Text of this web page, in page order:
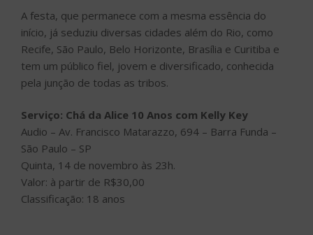
A festa, que permanece com a mesma essência do
início, já seduziu diversas cidades além do Rio, como
Recife, São Paulo, Belo Horizonte, Brasília e Curitiba e
tem um público fiel, jovem e diversificado, conhecida
pela junção de todas as tribos.
Serviço: Chá da Alice 10 Anos com Kelly Key
Audio – Av. Francisco Matarazzo, 694 – Barra Funda –
São Paulo – SP
Quinta, 14 de novembro às 23h.
Valor: à partir de R$30,00
Classificação: 18 anos